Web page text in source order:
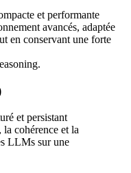
et performante
avancés, adaptée
en conservant une forte
et persistant
cohérence et la
LLMs sur une